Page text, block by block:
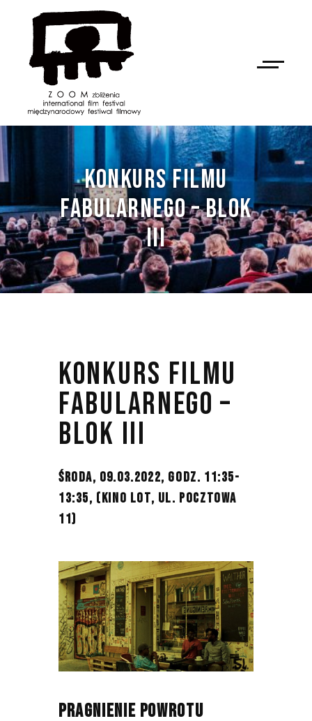
KONKURS FILMU
FABULARNEGO – BLOK
III
NAN
KONKURS FILMU
FABULARNEGO –
BLOK III
ŚRODA, 09.03.2022, GODZ. 11:35-
13:35, (KINO LOT, UL. POCZTOWA
11)
PRAGNIENIE POWROTU